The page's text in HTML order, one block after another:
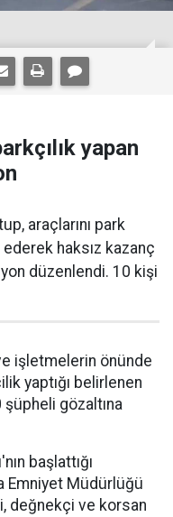
yapan
araçlarını park
haksız kazanç
düzenlendi. 10 kişi
işletmelerin önünde
yaptığı belirlenen
gözaltına
başlattığı
Emniyet Müdürlüğü
değnekçi ve korsan